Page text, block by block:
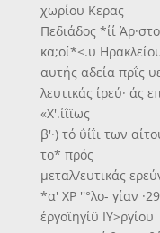
χωρίου Κερας
Πεδιάδος *ίί
κα;οί*<.υ
αυτής αδεία πρΐς
λευτικάς ίρεύ· άς
«Χ'.ίΐϊως
β'·) τό ΰίΐι των
το* πρός
μεταλ/ευτικάς
*α' ΧΡ ''°λο- γίαν
έργοϊηγίϋ ΪΥ>ργίου